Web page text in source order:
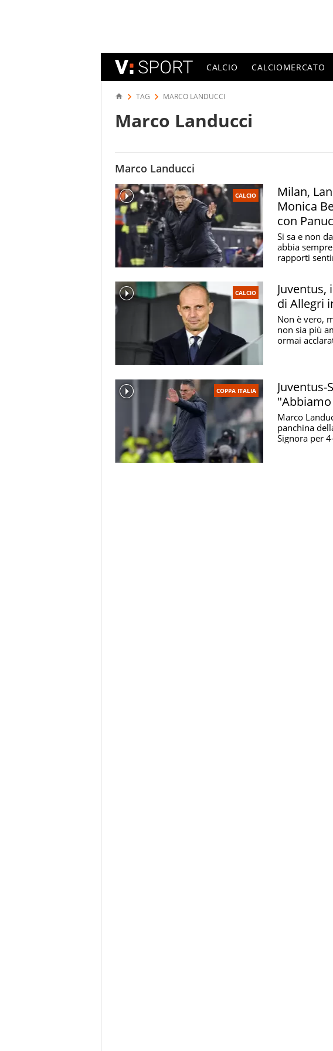
CALCIO CALCIOMERCATO
TAG MARCO LANDUCCI
Marco Landucci
Marco Landucci
CALCIO
Milan,
Monica
con
Si sa e non
abbia
rapporti
CALCIO
di Allegri
Non è vero,
non sia più
ormai
COPPA ITALIA
Juventus-
Marco
panchina
Signora per